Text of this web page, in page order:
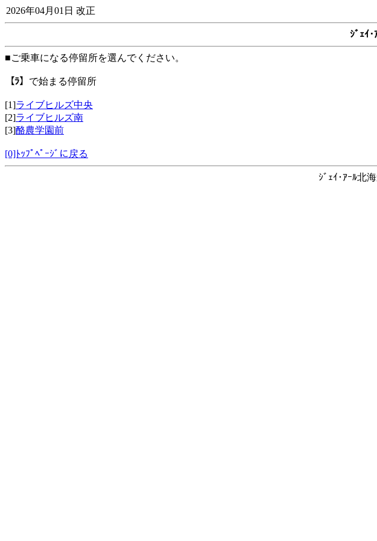
2026年04月01日 改正
ｼﾞｪｲ
■ご乗車になる停留所を選んでください。
【ﾗ】 で始まる停留所
[1]ライブヒルズ中央
[2]ライブヒルズ南
[3]酪農学園前
[0]ﾄｯﾌﾟﾍﾟｰｼﾞに戻る
ｼﾞｪｲ･ｱｰﾙ北